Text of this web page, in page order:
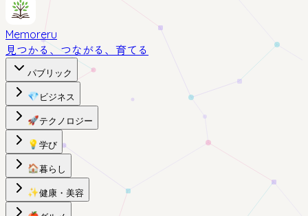
Memoreru
見つかる、つながる、育てる
パブリック
💎 ビジネス
🚀テクノロジー
💡 学び
🏠暮らし
✨健康・美容